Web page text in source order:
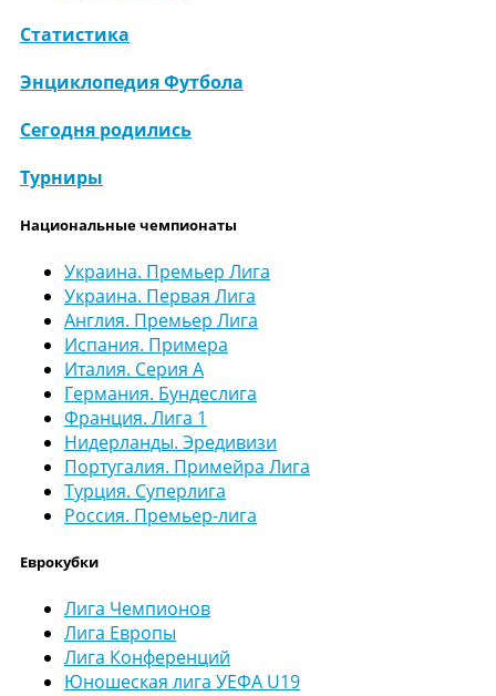
Статистика
Энциклопедия Футбола
Сегодня родились
Турниры
Национальные чемпионаты
Украина. Премьер Лига
Украина. Первая Лига
Англия. Премьер Лига
Испания. Примера
Италия. Серия А
Германия. Бундеслига
Франция. Лига 1
Нидерланды. Эредивизи
Португалия. Примейра Лига
Турция. Суперлига
Россия. Премьер-лига
Еврокубки
Лига Чемпионов
Лига Европы
Лига Конференций
Юношеская лига УЕФА U19